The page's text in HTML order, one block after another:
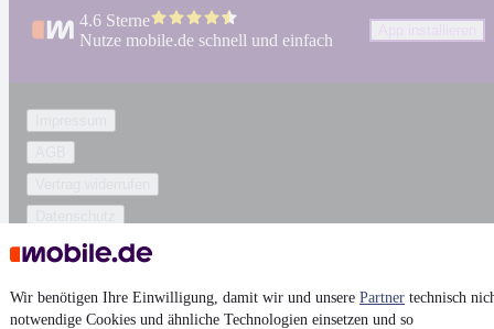
Wir benötigen Ihre Einwilligung, damit wir und unsere Partner technisch
notwendige Cookies und ähnliche Technologien einsetzen und so
4.6 Sterne
Nutze mobile.de schnell und einfach
Datenschutzeinstellungen
Report Security Vulnerability (English)